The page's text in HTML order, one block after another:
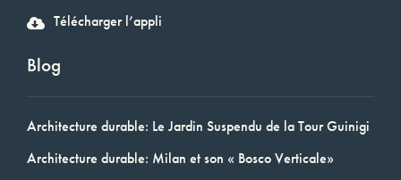
Télécharger l’appli
Blog
Architecture durable: Le Jardin Suspendu de la Tour Guinigi
Architecture durable: Milan et son « Bosco Verticale»